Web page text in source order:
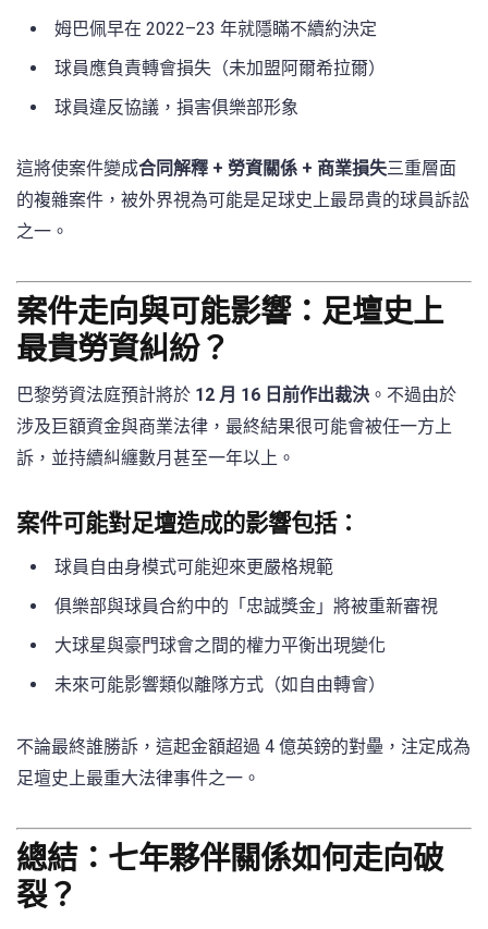
姆巴佩早在 2022–23 年就隱瞞不續約決定
球員應負責轉會損失（未加盟阿爾希拉爾）
球員違反協議，損害俱樂部形象
這將使案件變成合同解釋 + 勞資關係 + 商業損失三重層面
的複雜案件，被外界視為可能是足球史上最昂貴的球員訴訟
之一。
案件走向與可能影響：足壇史上
最貴勞資糾紛？
巴黎勞資法庭預計將於 12 月 16 日前作出裁決 。不過由於
涉及巨額資金與商業法律，最終結果很可能會被任一方上
訴，並持續糾纏數月甚至一年以上。
案件可能對足壇造成的影響包括：
球員自由身模式可能迎來更嚴格規範
俱樂部與球員合約中的「忠誠獎金」將被重新審視
大球星與豪門球會之間的權力平衡出現變化
未來可能影響類似離隊方式（如自由轉會）
不論最終誰勝訴，這起金額超過 4 億英鎊的對壘，注定成為
足壇史上最重大法律事件之一。
總結：七年夥伴關係如何走向破
裂？